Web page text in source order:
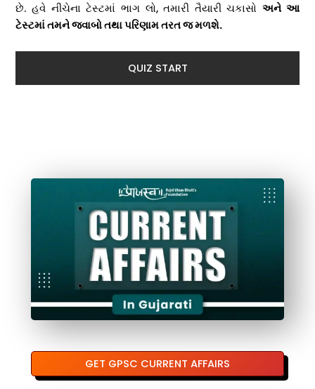
છે. હવે નીચેના ટેસ્ટમાં ભાગ લો, તમારી તૈયારી ચકાસો અને આ
ટેસ્ટમાં તમને જવાબો તથા પરિણામ તરત જ મળશે.
QUIZ START
GET GPSC CURRENT AFFAIRS